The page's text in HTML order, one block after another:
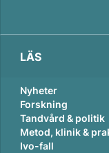
LÄS
Nyheter
Forskning
Tandvård & politik
Metod, klinik &
Ivo-fall